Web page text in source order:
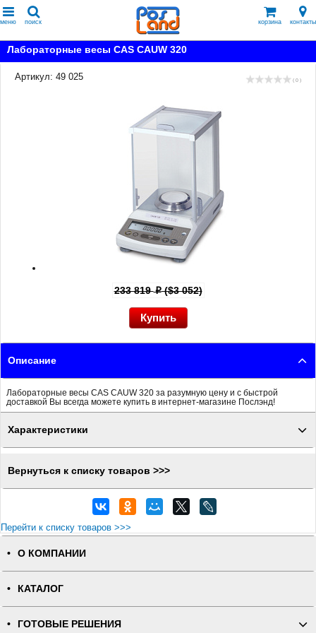
меню поиск корзина контакты
Лабораторные весы CAS CAUW 320
Артикул: 49 025 ( 0 )
233 819p($3 052)
Описание
Лабораторные весы CAS CAUW 320 за разумную цену и с быстрой
доставкой Вы всегда можете купить в интернет-магазине Послэнд!
Характеристики
Вернуться к списку товаров >>>
Перейти к списку товаров >>>
О КОМПАНИИ
КАТАЛОГ
ГОТОВЫЕ РЕШЕНИЯ